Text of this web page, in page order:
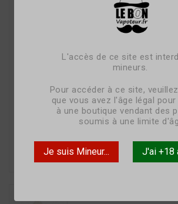
L'accès de ce site est
mineurs.
Pour accéder à ce site,
que vous avez l'âge légal
à une boutique vendant des
soumis à une limite
Je suis Mineur... J'ai +18